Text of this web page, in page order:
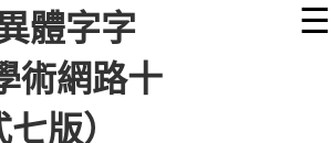
☰
問題 編輯說明
示模式
網站導覽